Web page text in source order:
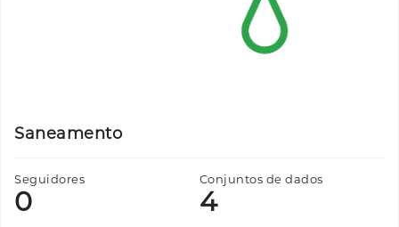
Saneamento
Seguidores
0
Conjuntos de dados
4